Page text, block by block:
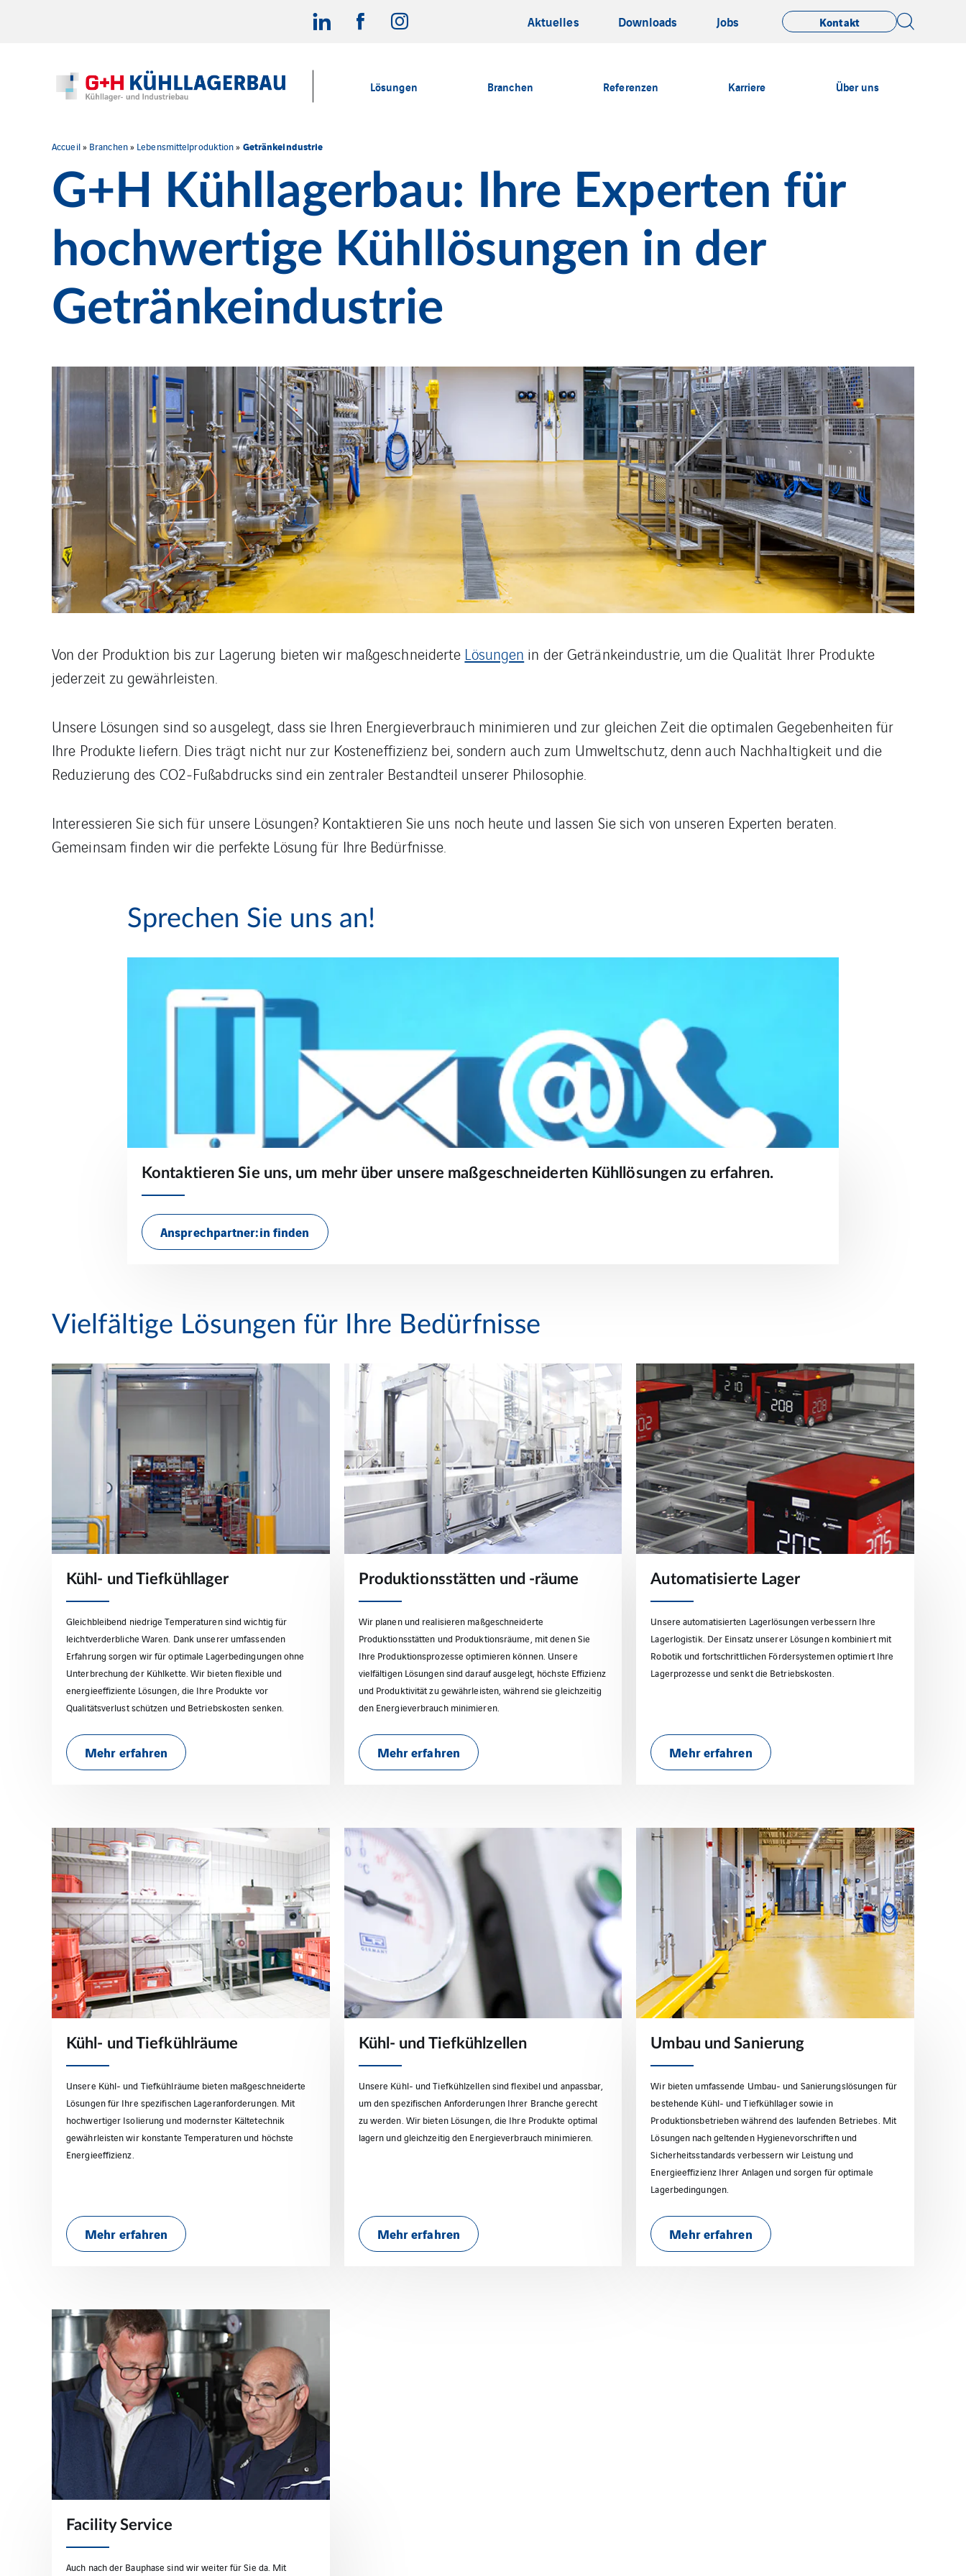
Aktuelles Downloads Jobs Kontakt
Lösungen Branchen Referenzen Karriere Über uns
Accueil» Branchen» Lebensmittelproduktion» Getränkeindustrie
G+H Kühllagerbau: Ihre Experten für
hochwertige Kühllösungen in der
Getränkeindustrie
Von der Produktion bis zur Lagerung bieten wir maßgeschneiderte Lösungen in der Getränkeindustrie, um die Qualität Ihrer Produkte
jederzeit zu gewährleisten.
Unsere Lösungen sind so ausgelegt, dass sie Ihren Energieverbrauch minimieren und zur gleichen Zeit die optimalen Gegebenheiten für
Ihre Produkte liefern. Dies trägt nicht nur zur Kosteneffizienz bei, sondern auch zum Umweltschutz, denn auch Nachhaltigkeit und die
Reduzierung des CO2-Fußabdrucks sind ein zentraler Bestandteil unserer Philosophie.
Interessieren Sie sich für unsere Lösungen? Kontaktieren Sie uns noch heute und lassen Sie sich von unseren Experten beraten.
Gemeinsam finden wir die perfekte Lösung für Ihre Bedürfnisse.
Sprechen Sie uns an!
Kontaktieren Sie uns, um mehr über unsere maßgeschneiderten Kühllösungen zu erfahren.
Ansprechpartner:in finden
Vielfältige Lösungen für Ihre Bedürfnisse
Kühl- und Tiefkühllager
Gleichbleibend niedrige Temperaturen sind wichtig für
leichtverderbliche Waren. Dank unserer umfassenden
Erfahrung sorgen wir für optimale Lagerbedingungen ohne
Unterbrechung der Kühlkette. Wir bieten flexible und
energieeffiziente Lösungen, die Ihre Produkte vor
Qualitätsverlust schützen und Betriebskosten senken.
Mehr erfahren
Produktionsstätten und -räume
Wir planen und realisieren maßgeschneiderte
Produktionsstätten und Produktionsräume, mit denen Sie
Ihre Produktionsprozesse optimieren können. Unsere
vielfältigen Lösungen sind darauf ausgelegt, höchste Effizienz
und Produktivität zu gewährleisten, während sie gleichzeitig
den Energieverbrauch minimieren.
Mehr erfahren
Automatisierte Lager
Unsere automatisierten Lagerlösungen verbessern Ihre
Lagerlogistik. Der Einsatz unserer Lösungen kombiniert mit
Robotik und fortschrittlichen Fördersystemen optimiert Ihre
Lagerprozesse und senkt die Betriebskosten.
Mehr erfahren
Kühl- und Tiefkühlräume
Unsere Kühl- und Tiefkühlräume bieten maßgeschneiderte
Lösungen für Ihre spezifischen Lageranforderungen. Mit
hochwertiger Isolierung und modernster Kältetechnik
gewährleisten wir konstante Temperaturen und höchste
Energieeffizienz.
Mehr erfahren
Kühl- und Tiefkühlzellen
Unsere Kühl- und Tiefkühlzellen sind flexibel und anpassbar,
um den spezifischen Anforderungen Ihrer Branche gerecht
zu werden. Wir bieten Lösungen, die Ihre Produkte optimal
lagern und gleichzeitig den Energieverbrauch minimieren.
Mehr erfahren
Umbau und Sanierung
Wir bieten umfassende Umbau- und Sanierungslösungen für
bestehende Kühl- und Tiefkühllager sowie in
Produktionsbetrieben während des laufenden Betriebes. Mit
Lösungen nach geltenden Hygienevorschriften und
Sicherheitsstandards verbessern wir Leistung und
Energieeffizienz Ihrer Anlagen und sorgen für optimale
Lagerbedingungen.
Mehr erfahren
Facility Service
Auch nach der Bauphase sind wir weiter für Sie da. Mit